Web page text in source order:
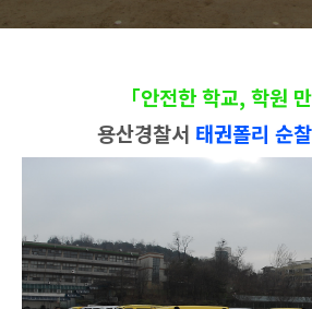
「안전한 학교, 학원 만
용산경찰서 태권폴리 순